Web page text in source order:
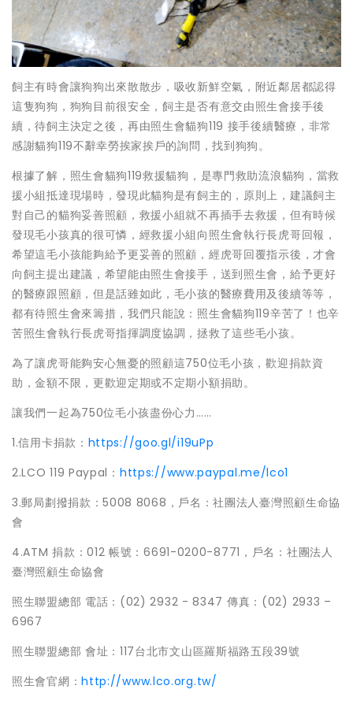
飼主有時會讓狗狗出來散散步，吸收新鮮空氣，附近鄰居都認得
這隻狗狗，狗狗目前很安全，飼主是否有意交由照生會接手後
續，待飼主決定之後，再由照生會貓狗119 接手後續醫療，非常
感謝貓狗119不辭幸勞挨家挨戶的詢問，找到狗狗。
根據了解，照生會貓狗119救援貓狗，是專門救助流浪貓狗，當救
援小組抵達現場時，發現此貓狗是有飼主的，原則上，建議飼主
對自己的貓狗妥善照顧，救援小組就不再插手去救援，但有時候
發現毛小孩真的很可憐，經救援小組向照生會執行長虎哥回報，
希望這毛小孩能夠給予更妥善的照顧，經虎哥回覆指示後，才會
向飼主提出建議，希望能由照生會接手，送到照生會，給予更好
的醫療跟照顧，但是話雖如此，毛小孩的醫療費用及後續等等，
都有待照生會來籌措，我們只能說：照生會貓狗119辛苦了！也辛
苦照生會執行長虎哥指揮調度協調，拯救了這些毛小孩。
為了讓虎哥能夠安心無憂的照顧這750位毛小孩，歡迎捐款資
助，金額不限，更歡迎定期或不定期小額捐助。
讓我們一起為750位毛小孩盡份心力……
1.信用卡捐款： https://goo.gl/i19uPp
2.LCO 119 Paypal： https://www.paypal.me/lco1
3.郵局劃撥捐款：5008 8068，戶名：社團法人臺灣照顧生命協
會
4.ATM 捐款：012 帳號：6691-0200-8771，戶名：社團法人
臺灣照顧生命協會
照生聯盟總部 電話：(02) 2932 - 8347 傳真：(02) 2933 –
6967
照生聯盟總部 會址：117台北市文山區羅斯福路五段39號
照生會官網：http://www.lco.org.tw/